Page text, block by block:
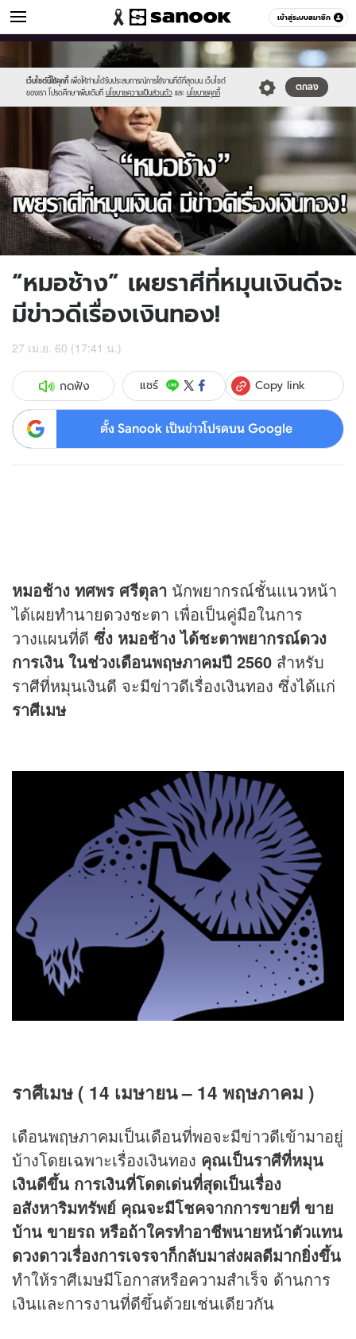
เข้าสู่ระบบสมาชิก
ดูดวง หมวดอื่นๆ
เว็บไซต์นี้ใช้คุกกี้ เพื่อให้ท่านได้รับประสบการณ์การใช้งานที่ดีที่สุดบน เว็บไซต์
ของเรา โปรดศึกษาเพิ่มเติมที่ นโยบายความเป็นส่วนตัว และ นโยบายคุกกี้
ตกลง
//s.isanook.com/sr/0/images/logo-
new-
sanook.png
//s.isanook.com/ho/0/ud/23/116501/chh.jpg
“หมอช้าง” เผยราศีที่หมุนเงินดีจะ
มีข่าวดีเรื่องเงินทอง!
27 เม.ย. 60 (17:41 น.)
กดฟัง แชร์ Copy link
ตั้ง Sanook เป็นข่าวโปรดบน Google
หมอช้าง ทศพร ศรีตุลา นักพยากรณ์ชั้นแนวหน้า
ได้เผยทำนายดวงชะตา เพื่อเป็นคู่มือในการ
วางแผนที่ดี ซึ่ง หมอช้าง ได้ชะตาพยากรณ์ดวง
การเงิน ในช่วงเดือนพฤษภาคมปี 2560 สำหรับ
ราศีที่หมุนเงินดี จะมีข่าวดีเรื่องเงินทอง ซึ่งได้แก่
ราศีเมษ
ราศีเมษ ( 14 เมษายน – 14 พฤษภาคม )
เดือนพฤษภาคมเป็นเดือนที่พอจะมีข่าวดีเข้ามาอยู่
บ้างโดยเฉพาะเรื่องเงินทอง คุณเป็นราศีที่หมุน
เงินดีขึ้น การเงินที่โดดเด่นที่สุดเป็นเรื่อง
อสังหาริมทรัพย์ คุณจะมีโชคจากการขายที่ ขาย
บ้าน ขายรถ หรือถ้าใครทำอาชีพนายหน้าตัวแทน
ดวงดาวเรื่องการเจรจาก็กลับมาส่งผลดีมากยิ่งขึ้น
ทำให้ราศีเมษมีโอกาสหรือความสำเร็จ ด้านการ
เงินและการงานที่ดีขึ้นด้วยเช่นเดียวกัน